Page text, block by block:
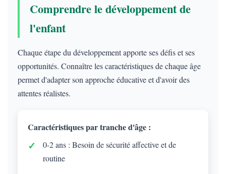
Comprendre le développement de
l'enfant
Chaque étape du développement apporte ses défis et ses
opportunités. Connaître les caractéristiques de chaque âge
permet d'adapter son approche éducative et d'avoir des
attentes réalistes.
Caractéristiques par tranche d'âge :
0-2 ans : Besoin de sécurité affective et de
routine